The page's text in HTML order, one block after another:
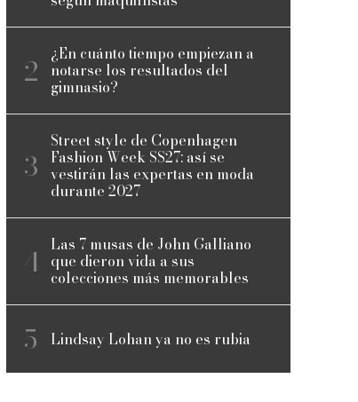
¿En cuánto tiempo empiezan a
notarse los resultados del
gimnasio?
Street style de Copenhagen
Fashion Week SS27: así se
vestirán las expertas en moda
durante 2027
Las 7 musas de John Galliano
que dieron vida a sus
colecciones más memorables
Lindsay Lohan ya no es rubia